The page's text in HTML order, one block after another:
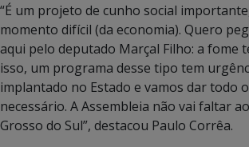
“É um projeto de cunho social
momento difícil (da economia). Quero
aqui pelo deputado Marçal Filho: a fome
isso, um programa desse tipo tem
implantado no Estado e vamos dar todo
necessário. A Assembleia não vai faltar
Grosso do Sul”, destacou Paulo Corrêa.